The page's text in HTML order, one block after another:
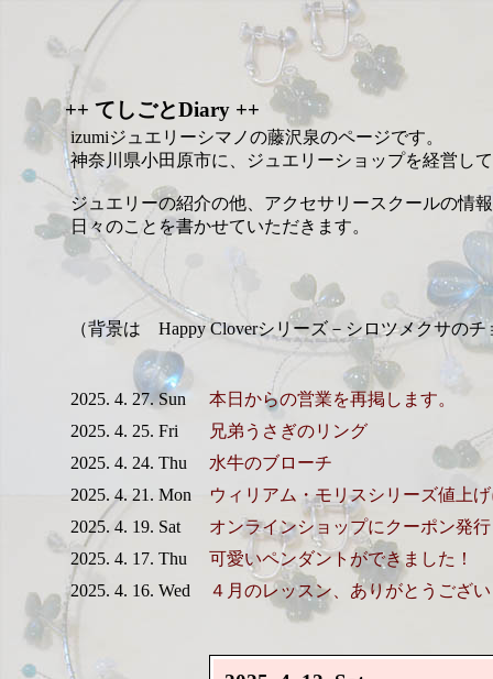
++ てしごとDiary ++
izumiジュエリーシマノの藤沢泉のページです。
神奈川県小田原市に、ジュエリーショップを経営し
ジュエリーの紹介の他、アクセサリースクールの情
日々のことを書かせていただきます。
（背景は Happy Cloverシリーズ－シロツメクサのチ
2025. 4. 27. Sun
本日からの営業を再掲します。
2025. 4. 25. Fri
兄弟うさぎのリング
2025. 4. 24. Thu
水牛のブローチ
2025. 4. 21. Mon
ウィリアム・モリスシリーズ値上
2025. 4. 19. Sat
オンラインショップにクーポン発
2025. 4. 17. Thu
可愛いペンダントができました！
2025. 4. 16. Wed
４月のレッスン、ありがとうござ